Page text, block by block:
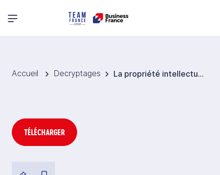
Menu principal
Accueil Decryptages La propriété intellectuelle au Pérou
TÉLÉCHARGER